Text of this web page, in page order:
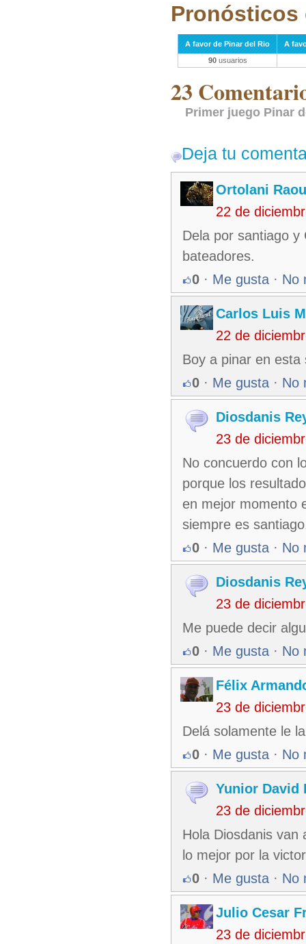
Pronósticos
A favor de Pinar del Rio
A
90usuarios
23
Primer juego Pinar
Deja tu
Ortolani
22 de
Dela por santiago y
bateadores.
0 · Me gusta · No
Carlos Luis
22 de
Boy a pinar en
0 · Me gusta · No
Diosdanis
23 de
No concuerdo con
porque los
en mejor momento
siempre es
0 · Me gusta · No
Diosdanis
23 de
Me puede decir
0 · Me gusta · No
Félix
23 de
Delá solamente le
0 · Me gusta · No
Yunior David
23 de
Hola Diosdanis van
lo mejor por la
0 · Me gusta · No
Julio Cesar
23 de